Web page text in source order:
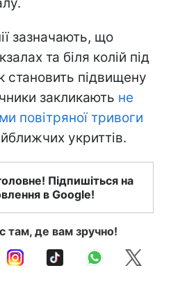
зазначають, що
та біля колій під
становить підвищену
закликають не
повітряної тривоги
укриттів.
Підпишіться на
в Google!
там, де вам зручно!